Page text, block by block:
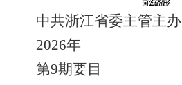
中共浙江省委主管主办
2026年
第9期要目